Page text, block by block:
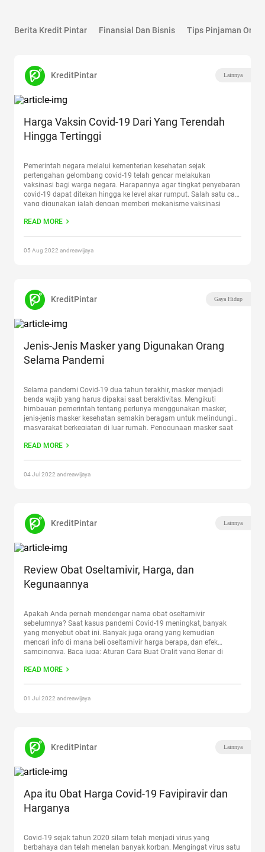
Berita Kredit Pintar Finansial Dan Bisnis Tips Pinjaman
KreditPintar Lainnya
Harga Vaksin Covid-19 Dari Yang Terendah
Hingga Tertinggi
Pemerintah negara melalui kementerian kesehatan sejak
pertengahan gelombang covid-19 telah gencar melakukan
vaksinasi bagi warga negara. Harapannya agar tingkat penyebaran
covid-19 dapat ditekan hingga ke level akar rumput. Salah satu cara
yang digunakan ialah dengan memberi mekanisme vaksinasi
ada. Tiap perbedaan jenis vaksin tersebut dikarenakan
READ MORE
05 Aug 2022 andreawijaya
KreditPintar Gaya Hidup
Jenis-Jenis Masker yang Digunakan Orang
Selama Pandemi
Selama pandemi Covid-19 dua tahun terakhir, masker menjadi
benda wajib yang harus dipakai saat beraktivitas. Mengikuti
himbauan pemerintah tentang perlunya menggunakan masker,
jenis-jenis masker kesehatan semakin beragam untuk melindungi
masyarakat berkegiatan di luar rumah. Penggunaan masker saat
mencegah penularan virus Corona yang sudah banyak memakan
READ MORE
04 Jul 2022 andreawijaya
KreditPintar Lainnya
Review Obat Oseltamivir, Harga, dan
Kegunaannya
Apakah Anda pernah mendengar nama obat oseltamivir
sebelumnya? Saat kasus pandemi Covid-19 meningkat, banyak
yang menyebut obat ini. Banyak juga orang yang kemudian
mencari info di mana beli oseltamivir harga berapa, dan efek
sampingnya. Baca juga: Aturan Cara Buat Oralit yang Benar di
review obat oseltamivir harga,
READ MORE
01 Jul 2022 andreawijaya
KreditPintar Lainnya
Apa itu Obat Harga Covid-19 Favipiravir dan
Harganya
Covid-19 sejak tahun 2020 silam telah menjadi virus yang
berbahaya dan telah menelan banyak korban. Mengingat virus satu